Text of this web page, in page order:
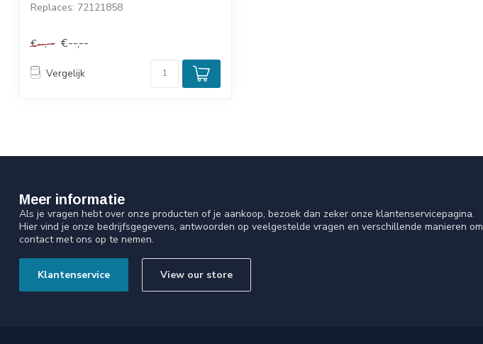
Replaces: 72121858
€--,-- €--,--
Vergelijk
Meer informatie
Als je vragen hebt over onze producten of je aankoop, bezoek dan zeker onze klantenservicepagina.
Hier vind je onze bedrijfsgegevens, antwoorden op veelgestelde vragen en verschillende manieren om
contact met ons op te nemen.
Klantenservice View our store